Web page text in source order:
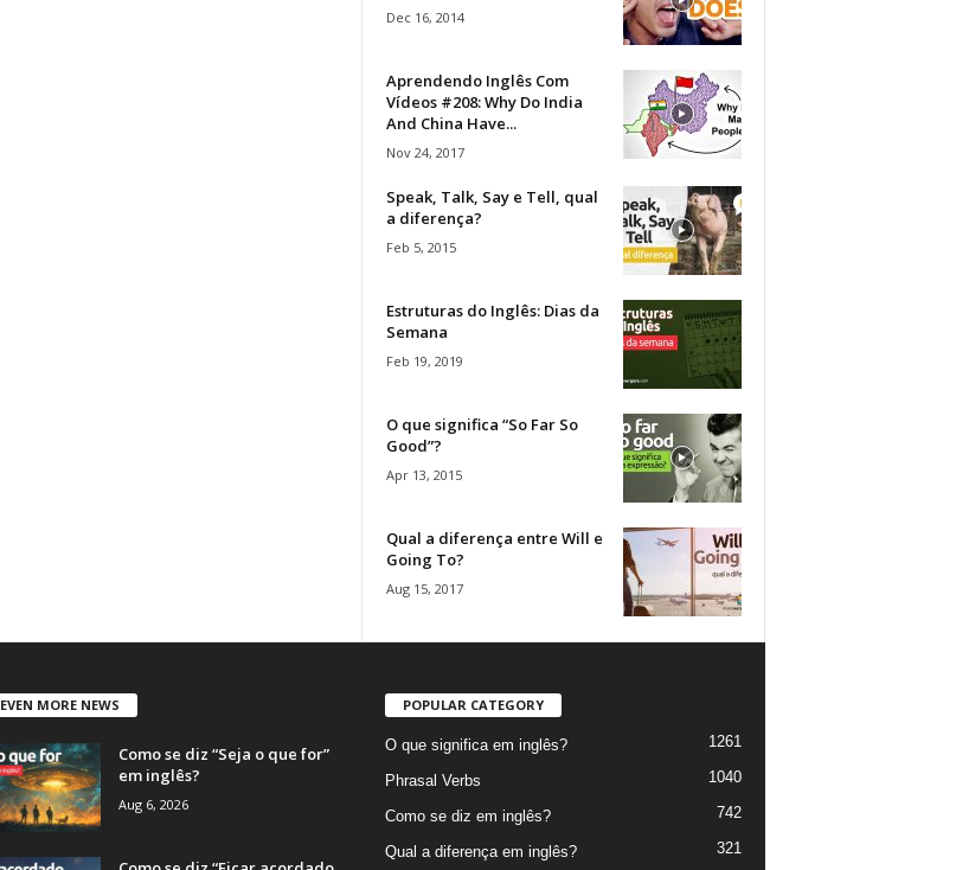
Dec 16, 2014
Aprendendo Inglês Com
Vídeos #208: Why Do India
And China Have...
Nov 24, 2017
Speak, Talk, Say e Tell, qual
a diferença?
Feb 5, 2015
Estruturas do Inglês: Dias da
Semana
Feb 19, 2019
O que significa “So Far So
Good”?
Apr 13, 2015
Qual a diferença entre Will e
Going To?
Aug 15, 2017
EVEN MORE NEWS
Como se diz “Seja o que for”
em inglês?
Aug 6, 2026
POPULAR CATEGORY
O que significa em inglês? 1261
Phrasal Verbs 1040
Como se diz em inglês? 742
Qual a diferença em inglês? 321